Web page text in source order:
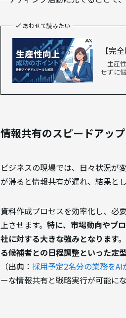
あわせて読みたい
【完
「生産
せずに
情報共有のスピードアッ
ビジネスの現場では、日々状況が
が滞ると情報共有が遅れ、結果と
資料作成プロセスを効率化し、必
上させます。 特に、市場動向やプ
社に対する大きな強みとなります。
る候補者との日程調整といった定
（出典： 採用予定2名分の業務を
ーな情報共有と戦略実行が可能にな